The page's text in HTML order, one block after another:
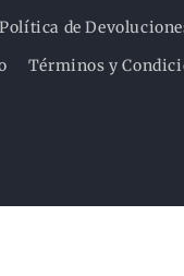
Política de
Términos y